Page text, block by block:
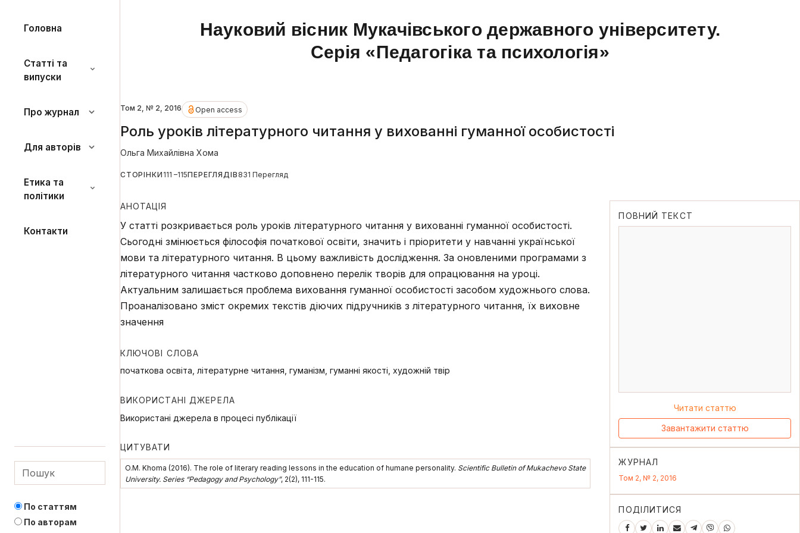
Головна
Статті та
випуски
Про журнал
Для авторів
Етика та
політики
Контакти
По статтям
По авторам
Науковий вісник Мукачівського державного університету.
Серія «Педагогіка та психологія»
Том 2, № 2, 2016 Open access
Роль уроків літературного читання у вихованні гуманної особистості
Ольга Михайлівна Хома
СТОРІНКИ 111 –115ПЕРЕГЛЯДІВ 831 Перегляд
АНОТАЦІЯ
У статті розкривається роль уроків літературного читання у вихованні гуманної особистості.
Сьогодні змінюється філософія початкової освіти, значить і пріоритети у навчанні української
мови та літературного читання. В цьому важливість дослідження. За оновленими програмами з
літературного читання частково доповнено перелік творів для опрацювання на уроці.
Актуальним залишається проблема виховання гуманної особистості засобом художнього слова.
Проаналізовано зміст окремих текстів діючих підручників з літературного читання, їх виховне
значення
КЛЮЧОВІ СЛОВА
початкова освіта, літературне читання, гуманізм, гуманні якості, художній твір
ВИКОРИСТАНІ ДЖЕРЕЛА
Використані джерела в процесі публікації
ЦИТУВАТИ
O.M. Khoma (2016). The role of literary reading lessons in the education of humane personality. Scientific Bulletin of Mukachevo State
University. Series “Pedagogy and Psychology”, 2(2), 111-115.
ПОВНИЙ ТЕКСТ
Читати статтю
Завантажити статтю
ЖУРНАЛ
Том 2, № 2, 2016
ПОДІЛИТИСЯ